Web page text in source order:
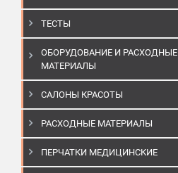
ТЕСТЫ
ОБОРУДОВАНИЕ И РАСХОДНЫЕ
МАТЕРИАЛЫ
САЛОНЫ КРАСОТЫ
РАСХОДНЫЕ МАТЕРИАЛЫ
ПЕРЧАТКИ МЕДИЦИНСКИЕ